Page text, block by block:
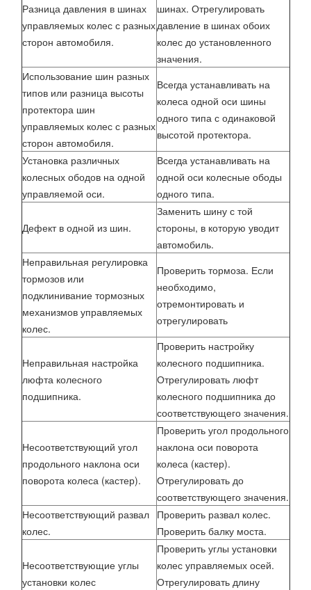
Разница давления в шинах
управляемых колес с разных
сторон автомобиля.
шинах. Отрегулировать
давление в шинах обоих
колес до установленного
значения.
Использование шин разных
типов или разница высоты
протектора шин
управляемых колес с разных
сторон автомобиля.
Всегда устанавливать на
колеса одной оси шины
одного типа с одинаковой
высотой протектора.
Установка различных
колесных ободов на одной
управляемой оси.
Всегда устанавливать на
одной оси колесные ободы
одного типа.
Дефект в одной из шин.
Заменить шину с той
стороны, в которую уводит
автомобиль.
Неправильная регулировка
тормозов или
подклинивание тормозных
механизмов управляемых
колес.
Проверить тормоза. Если
необходимо,
отремонтировать и
отрегулировать
Неправильная настройка
люфта колесного
подшипника.
Проверить настройку
колесного подшипника.
Отрегулировать люфт
колесного подшипника до
соответствующего значения.
Несоответствующий угол
продольного наклона оси
поворота колеса (кастер).
Проверить угол продольного
наклона оси поворота
колеса (кастер).
Отрегулировать до
соответствующего значения.
Несоответствующий развал
колес.
Проверить развал колес.
Проверить балку моста.
Несоответствующие углы
установки колес
Проверить углы установки
колес управляемых осей.
Отрегулировать длину